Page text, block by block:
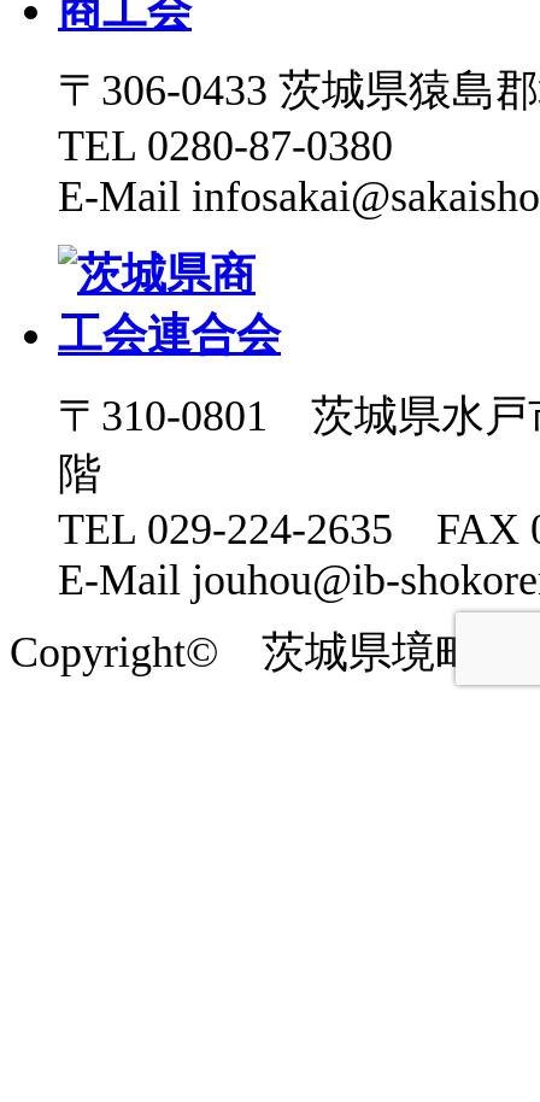
〒306-0433 茨城県猿島
TEL 0280-87-0380
E-Mail
〒310-0801 茨城県水
階
TEL 029-224-2635 FAX
E-Mail jouhou@ib-
Copyright© 茨城県境町商